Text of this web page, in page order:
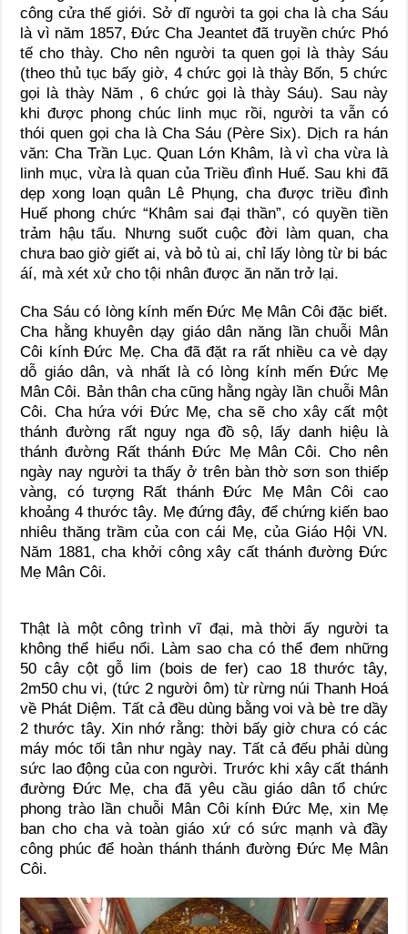
công cửa thế giới. Sở dĩ người ta gọi cha là cha Sáu
là vì năm 1857, Đức Cha Jeantet đã truyền chức Phó
tế cho thày. Cho nên người ta quen gọi là thày Sáu
(theo thủ tục bấy giờ, 4 chức gọi là thày Bốn, 5 chức
gọi là thày Năm , 6 chức gọi là thày Sáu). Sau này
khi được phong chúc linh mục rồi, người ta vẫn có
thói quen gọi cha là Cha Sáu (Père Six). Dịch ra hán
văn: Cha Trần Lục. Quan Lớn Khâm, là vì cha vừa là
linh mục, vừa là quan của Triều đình Huế. Sau khi đã
dẹp xong loạn quân Lê Phụng, cha được triều đình
Huế phong chức “Khâm sai đại thần”, có quyền tiền
trảm hậu tấu. Nhưng suốt cuộc đời làm quan, cha
chưa bao giờ giết ai, và bỏ tù ai, chỉ lấy lòng từ bi bác
áí, mà xét xử cho tội nhân được ăn năn trở lại.
Cha Sáu có lòng kính mến Đức Mẹ Mân Côi đặc biết.
Cha hằng khuyên dạy giáo dân năng lần chuỗi Mân
Côi kính Đức Mẹ. Cha đã đặt ra rất nhiều ca vè dạy
dỗ giáo dân, và nhất là có lòng kính mến Đức Mẹ
Mân Côi. Bản thân cha cũng hằng ngày lần chuỗi Mân
Côi. Cha hứa với Đức Mẹ, cha sẽ cho xây cất một
thánh đường rất nguy nga đồ sộ, lấy danh hiệu là
thánh đường Rất thánh Đức Mẹ Mân Côi. Cho nên
ngày nay người ta thấy ở trên bàn thờ sơn son thiếp
vàng, có tượng Rất thánh Đức Mẹ Mân Côi cao
khoảng 4 thước tây. Mẹ đứng đây, để chứng kiến bao
nhiêu thăng trầm của con cái Mẹ, của Giáo Hội VN.
Năm 1881, cha khởi công xây cất thánh đường Đức
Mẹ Mân Côi.
Thật là một công trình vĩ đại, mà thời ấy người ta
không thể hiểu nổi. Làm sao cha có thể đem những
50 cây cột gỗ lim (bois de fer) cao 18 thước tây,
2m50 chu vi, (tức 2 người ôm) từ rừng núi Thanh Hoá
về Phát Diệm. Tất cả đều dùng bằng voi và bè tre dầy
2 thước tây. Xin nhớ rằng: thời bấy giờ chưa có các
máy móc tối tân như ngày nay. Tất cả đếu phải dùng
sức lao động của con người. Trước khi xây cất thánh
đường Đức Mẹ, cha đã yêu cầu giáo dân tổ chức
phong trào lần chuỗi Mân Côi kính Đức Mẹ, xin Mẹ
ban cho cha và toàn giáo xứ có sức mạnh và đầy
công phúc để hoàn thánh thánh đường Đức Mẹ Mân
Côi.